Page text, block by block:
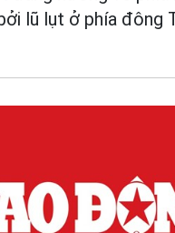
lũ lụt ở phía đông